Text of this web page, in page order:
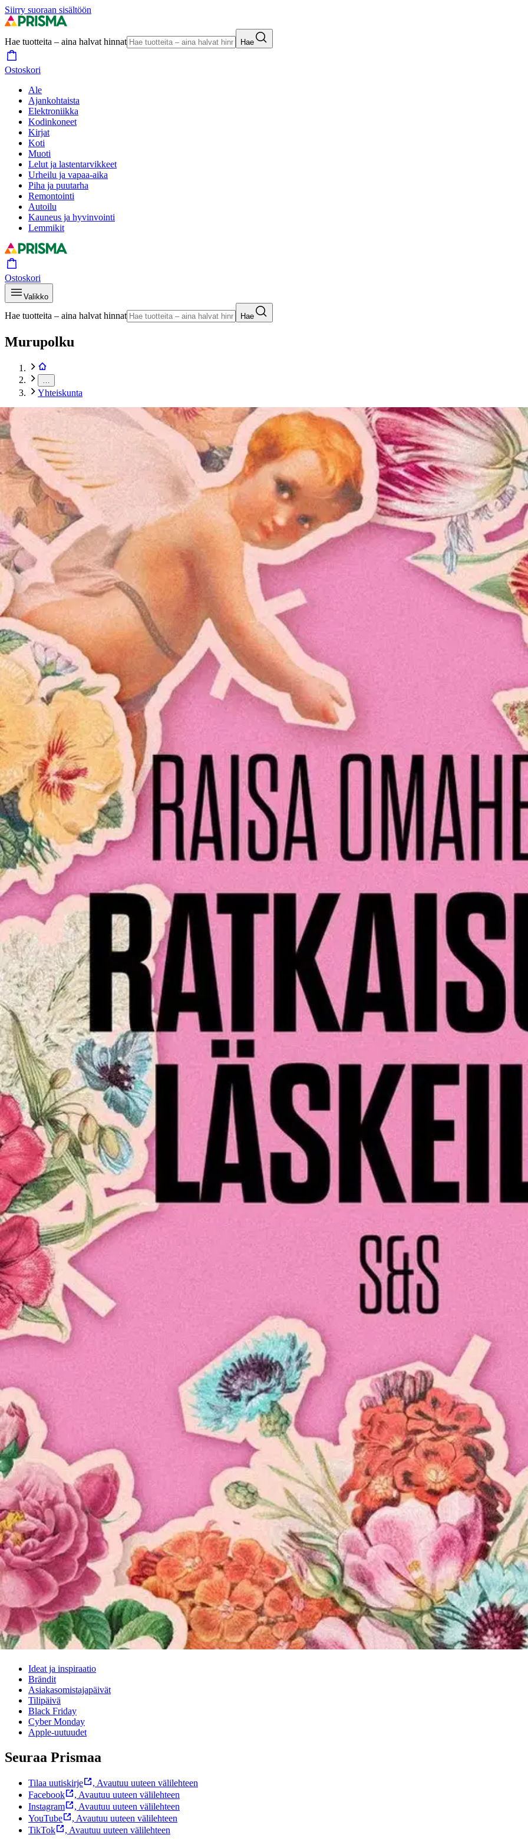
Siirry suoraan sisältöön
Hae tuotteita – aina halvat hinnat Hae
Ostoskori
Ale
Ajankohtaista
Elektroniikka
Kodinkoneet
Kirjat
Koti
Muoti
Lelut ja lastentarvikkeet
Urheilu ja vapaa-aika
Piha ja puutarha
Remontointi
Autoilu
Kauneus ja hyvinvointi
Lemmikit
Ostoskori
Valikko
Hae tuotteita – aina halvat hinnat Hae
Murupolku
Yhteiskunta
Murupolku
Etusivu
Kirjat
Tietokirjat
Yhteiskunta
Omaheimo, Ratkaisuja läskeille
Tuotekuvat- ja videot
Ohita tuotekuva
Asiakasomistaja-alennus-15 %
Avaa kuva suurempana
Karusellin nuolipainikkeet
Kustantamo S&S
Omaheimo, Ratkaisuja läskeille
21,76 €
Asiakasomistajahinta
Hinta ilman S-Etukorttia:
25,60 €
Verkkokaupan hinta
Valitse toimitustapa
Nouto myymälästä
Ei saatavilla
Toimitus
Ei saatavilla
Ilmainen toimitus yli 100 €:n tilauksille Postin pakettiautomaattiin tai
Etu ei koske Suuri‑lisäpalvelulla toimitettavia tuotteita.
Tarkista myymäläsaatavuus
Ei saatavilla
Tuotekuvaus
Miksi läskinä eläminen on pahinta, mitä ihmiselle voi tapahtua? Entä millä tavalla normista poikkeava keho rajoittaa? Millaista on, kun edes
painoindeksi pitäisi poistaa maailmasta? Miltä tuntuu, kun syömistä kommentoidaan ja siihen puututaan? Miksei läskeille ole tuoleja eikä
sivuhenkilö tai epätoivoinen luuseri? Millaista on elää, kun maailma opettaa, että...
omaa olemusta on syytä selitellä, häivyttää ja hävetä?
huumori. Omaheimo kuljettaa teksteissään rinnakkain omakohtaisia havaintoja ja tutkimustietoa kehonormatiivisuudesta, lihavuuden
Näytä lisää tuotekuvausta
Ominaisuudet
Oletko tyytyväinen tuotetietoihin?
Ovatko tuotetiedot riittävät? Jos tuotetiedoissa on puutteita tai niitä voisi muuten parantaa, anna palautetta.
Anna palautetta Avautuu uuteen välilehteen
Verkkokauppa
Ohjeet
Ensitilaajan pikaopas
Takuu ja huolto
Toimitustavat
Maksutavat
Asennuspalvelut
Tilaus- ja toimitusehdot
Käyttöehdot
Tietosuojakäytäntö
Saavutettavuus
Vastuullisuus
Sivukartta
Mitä pidät Prisma.fi-verkkokaupasta?
Asiakaspalvelu
Usein kysytyt kysymykset
Ota yhteyttä asiakaspalveluun
Bonus ja asiakasomistajuus
Prisma-myymälöiden yhteystiedot
Mikä on Prisma?
Palvelut Prismassa
Muuta evästeasetuksia
Suosittelemme
Ideat ja inspiraatio
Brändit
Asiakasomistajapäivät
Tilipäivä
Black Friday
Cyber Monday
Apple-uutuudet
Seuraa Prismaa
Tilaa uutiskirje , Avautuu uuteen välilehteen
Facebook
, Avautuu uuteen välilehteen
Instagram
, Avautuu uuteen välilehteen
YouTube
, Avautuu uuteen välilehteen
TikTok
, Avautuu uuteen välilehteen